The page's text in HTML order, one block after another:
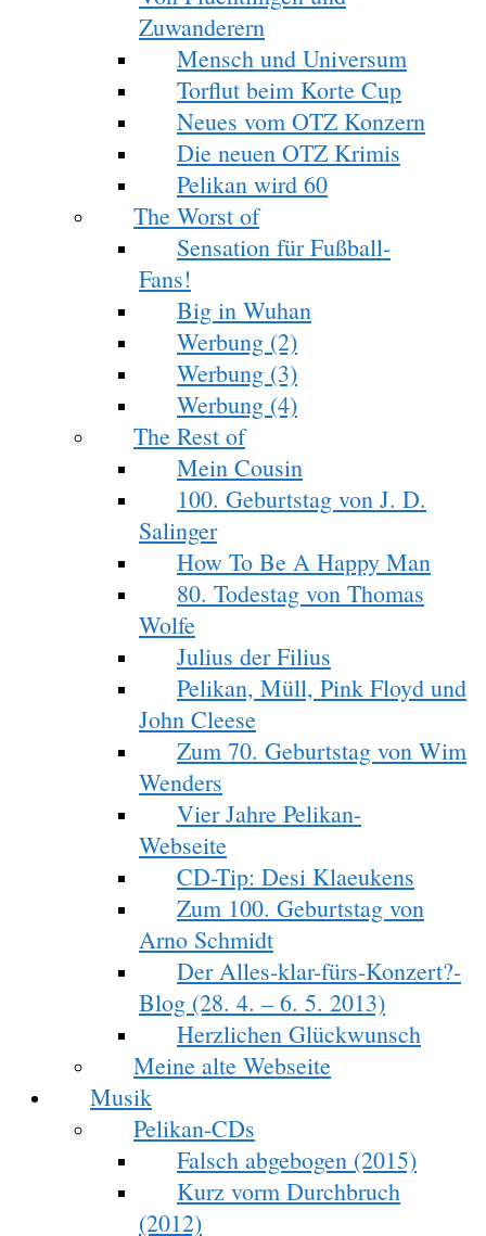
Zuwanderern
Mensch und Universum
Torflut beim Korte Cup
Neues vom OTZ Konzern
Die neuen OTZ Krimis
Pelikan wird 60
The Worst of
Sensation für Fußball-
Fans!
Big in Wuhan
Werbung (2)
Werbung (3)
Werbung (4)
The Rest of
Mein Cousin
100. Geburtstag von J. D.
Salinger
How To Be A Happy Man
80. Todestag von Thomas
Wolfe
Julius der Filius
Pelikan, Müll, Pink Floyd und
John Cleese
Zum 70. Geburtstag von Wim
Wenders
Vier Jahre Pelikan-
Webseite
CD-Tip: Desi Klaeukens
Zum 100. Geburtstag von
Arno Schmidt
Der Alles-klar-fürs-Konzert?-
Blog (28. 4. – 6. 5. 2013)
Herzlichen Glückwunsch
Meine alte Webseite
Musik
Pelikan-CDs
Falsch abgebogen (2015)
Kurz vorm Durchbruch
(2012)